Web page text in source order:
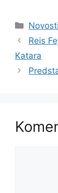
Novosti
Reis
Katara